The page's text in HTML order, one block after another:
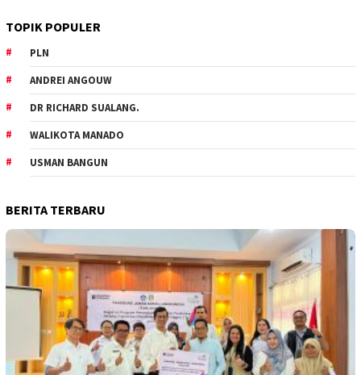
TOPIK POPULER
PLN
ANDREI ANGOUW
DR RICHARD SUALANG.
WALIKOTA MANADO
USMAN BANGUN
BERITA TERBARU